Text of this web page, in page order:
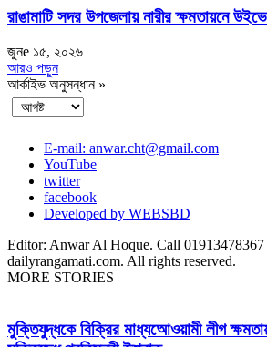
রাঙামাটি সদর উপজেলায় নারীর ক্ষমতায়নে
জুনe ১৫, ২০২৬
আরও পড়ুন
আর্কাইভ অনুসন্ধান »
E-mail: anwar.cht@gmail.com
YouTube
twitter
facebook
Developed by WEBSBD
Editor: Anwar Al Hoque. Call
dailyrangamati.com. All rights reserved.
MORE STORIES
মুক্তিযুদ্ধকে বিক্রির মাধ্যআেওয়ামী লীগ